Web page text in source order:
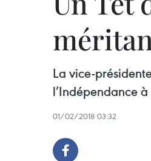
La vice-
l’Indépendance
01/02/2018 03:32